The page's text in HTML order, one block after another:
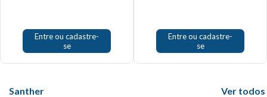
Entre ou cadastre-
se
Entre ou cadastre-
se
Santher